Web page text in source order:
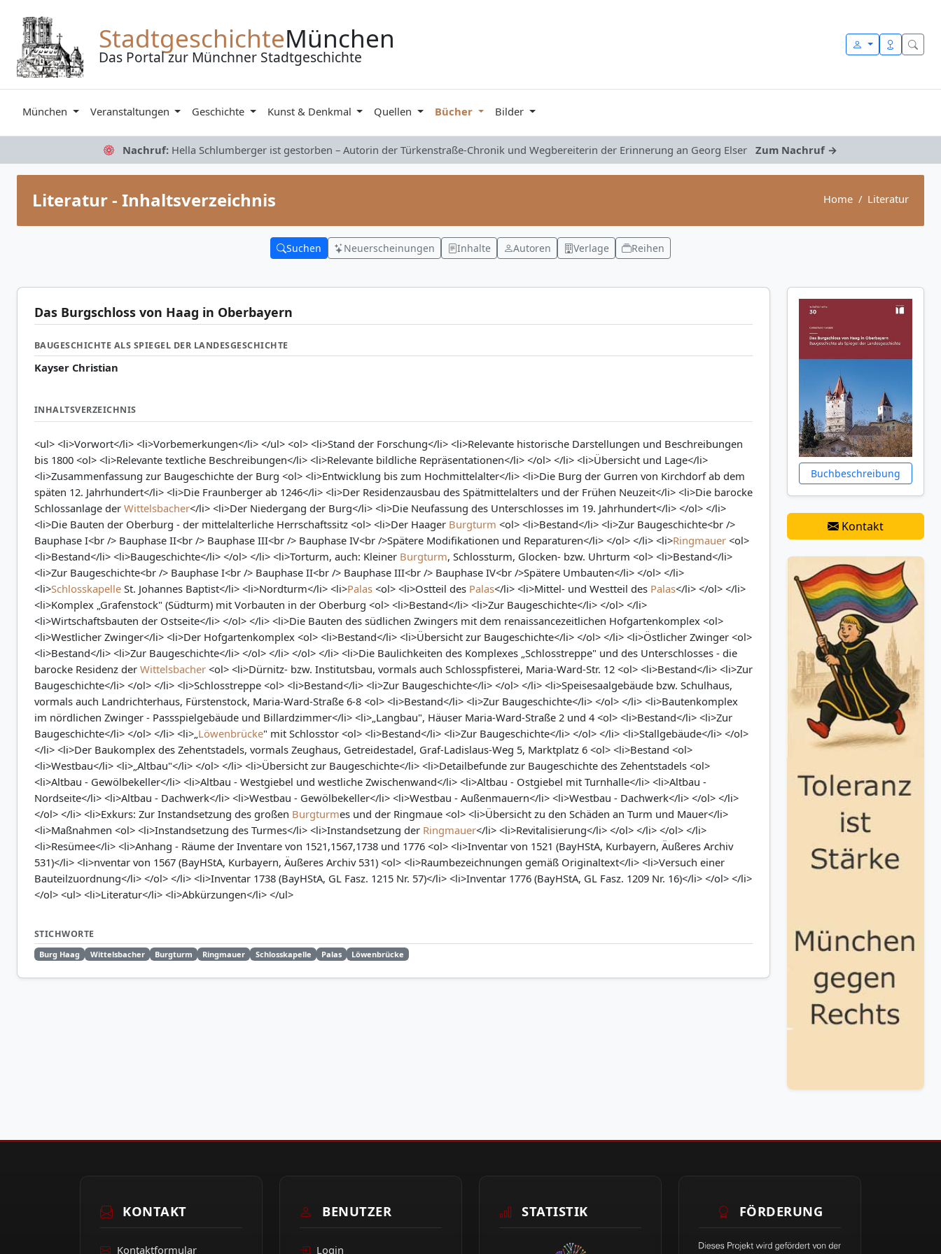
StadtgeschichteMünchen
Das Portal zur Münchner Stadtgeschichte
München Veranstaltungen Geschichte Kunst & Denkmal Quellen Bücher Bilder
Nachruf: Hella Schlumberger ist gestorben – Autorin der Türkenstraße-Chronik und Wegbereiterin der Erinnerung an Georg Elser Zum Nachruf →
Literatur - Inhaltsverzeichnis Home Literatur
Suchen Neuerscheinungen Inhalte Autoren Verlage Reihen
Das Burgschloss von Haag in Oberbayern
BAUGESCHICHTE ALS SPIEGEL DER LANDESGESCHICHTE
Kayser Christian
INHALTSVERZEICHNIS
<ul> <li>Vorwort</li> <li>Vorbemerkungen</li> </ul> <ol> <li>Stand der Forschung</li> <li>Relevante historische Darstellungen und Beschreibungen
bis 1800 <ol> <li>Relevante textliche Beschreibungen</li> <li>Relevante bildliche Repräsentationen</li> </ol> </li> <li>Übersicht und Lage</li>
<li>Zusammenfassung zur Baugeschichte der Burg <ol> <li>Entwicklung bis zum Hochmittelalter</li> <li>Die Burg der Gurren von Kirchdorf ab dem
späten 12. Jahrhundert</li> <li>Die Fraunberger ab 1246</li> <li>Der Residenzausbau des Spätmittelalters und der Frühen Neuzeit</li> <li>Die barocke
Schlossanlage der Wittelsbacher</li> <li>Der Niedergang der Burg</li> <li>Die Neufassung des Unterschlosses im 19. Jahrhundert</li> </ol> </li>
<li>Die Bauten der Oberburg - der mittelalterliche Herrschaftssitz <ol> <li>Der Haager Burgturm <ol> <li>Bestand</li> <li>Zur Baugeschichte<br />
Bauphase I<br /> Bauphase II<br /> Bauphase III<br /> Bauphase IV<br /> ​Spätere Modifikationen und Reparaturen</li> </ol> </li> <li>Ringmauer <ol>
<li>Bestand</li> <li>Baugeschichte</li> </ol> </li> <li>Torturm, auch: Kleiner Burgturm, Schlossturm, Glocken- bzw. Uhrturm <ol> <li>Bestand</li>
<li>Zur Baugeschichte<br /> Bauphase I<br /> Bauphase II<br /> Bauphase III<br /> Bauphase IV<br /> ​Spätere Umbauten</li> </ol> </li>
<li>Schlosskapelle St. Johannes Baptist</li> <li>Nordturm</li> <li>Palas <ol> <li>Ostteil des Palas</li> <li>Mittel- und Westteil des Palas</li> </ol> </li>
<li>Komplex „Grafenstock" (Südturm) mit Vorbauten in der Oberburg <ol> <li>Bestand</li> <li>Zur Baugeschichte</li> </ol> </li>
<li>Wirtschaftsbauten der Ostseite</li> </ol> </li> <li>Die Bauten des südlichen Zwingers mit dem renaissancezeitlichen Hofgartenkomplex <ol>
<li>Westlicher Zwinger</li> <li>Der Hofgartenkomplex <ol> <li>Bestand</li> <li>Übersicht zur Baugeschichte</li> </ol> </li> <li>Östlicher Zwinger <ol>
<li>Bestand</li> <li>Zur Baugeschichte</li> </ol> </li> </ol> </li> <li>Die Baulichkeiten des Komplexes „Schlosstreppe" und des Unterschlosses - die
barocke Residenz der Wittelsbacher <ol> <li>Dürnitz- bzw. Institutsbau, vormals auch Schlosspfisterei, Maria-Ward-Str. 12 <ol> <li>Bestand</li> <li>Zur
Baugeschichte</li> </ol> </li> <li>Schlosstreppe <ol> <li>Bestand</li> <li>Zur Baugeschichte</li> </ol> </li> <li>Speisesaalgebäude bzw. Schulhaus,
vormals auch Landrichterhaus, Fürstenstock, Maria-Ward-Straße 6-8 <ol> <li>Bestand</li> <li>Zur Baugeschichte</li> </ol> </li> <li>Bautenkomplex
im nördlichen Zwinger - Passspielgebäude und Billardzimmer</li> <li>„Langbau", Häuser Maria-Ward-Straße 2 und 4 <ol> <li>Bestand</li> <li>Zur
Baugeschichte</li> </ol> </li> <li>„Löwenbrücke" mit Schlosstor <ol> <li>Bestand</li> <li>Zur Baugeschichte</li> </ol> </li> <li>Stallgebäude</li> </ol>
</li> <li>Der Baukomplex des Zehentstadels, vormals Zeughaus, Getreidestadel, Graf-Ladislaus-Weg 5, Marktplatz 6 <ol> <li>Bestand <ol>
<li>Westbau</li> <li>„Altbau"</li> </ol> </li> <li>Übersicht zur Baugeschichte</li> <li>Detailbefunde zur Baugeschichte des Zehentstadels <ol>
<li>Altbau - Gewölbekeller</li> <li>Altbau - Westgiebel und westliche Zwischenwand</li> <li>Altbau - Ostgiebel mit Turnhalle</li> <li>Altbau -
Nordseite</li> <li>Altbau - Dachwerk</li> <li>Westbau - Gewölbekeller</li> <li>Westbau - Außenmauern</li> <li>Westbau - Dachwerk</li> </ol> </li>
</ol> </li> <li>Exkurs: Zur Instandsetzung des großen Burgturmes und der Ringmaue <ol> <li>Übersicht zu den Schäden an Turm und Mauer</li>
<li>Maßnahmen <ol> <li>Instandsetzung des Turmes</li> <li>Instandsetzung der Ringmauer</li> <li>Revitalisierung</li> </ol> </li> </ol> </li>
<li>Resümee</li> <li>Anhang - Räume der Inventare von 1521,1567,1738 und 1776 <ol> <li>Inventar von 1521 (BayHStA, Kurbayern, Äußeres Archiv
531)</li> <li>nventar von 1567 (BayHStA, Kurbayern, Äußeres Archiv 531) <ol> <li>Raumbezeichnungen gemäß Originaltext</li> <li>Versuch einer
Bauteilzuordnung</li> </ol> </li> <li>Inventar 1738 (BayHStA, GL Fasz. 1215 Nr. 57)</li> <li>Inventar 1776 (BayHStA, GL Fasz. 1209 Nr. 16)​</li> </ol> </li>
</ol> <ul> <li>Literatur</li> <li>Abkürzungen</li> </ul>
STICHWORTE
Burg Haag Wittelsbacher Burgturm Ringmauer Schlosskapelle Palas Löwenbrücke
Buchbeschreibung
Kontakt
KONTAKT
Kontaktformular
BENUTZER
Login
STATISTIK FÖRDERUNG